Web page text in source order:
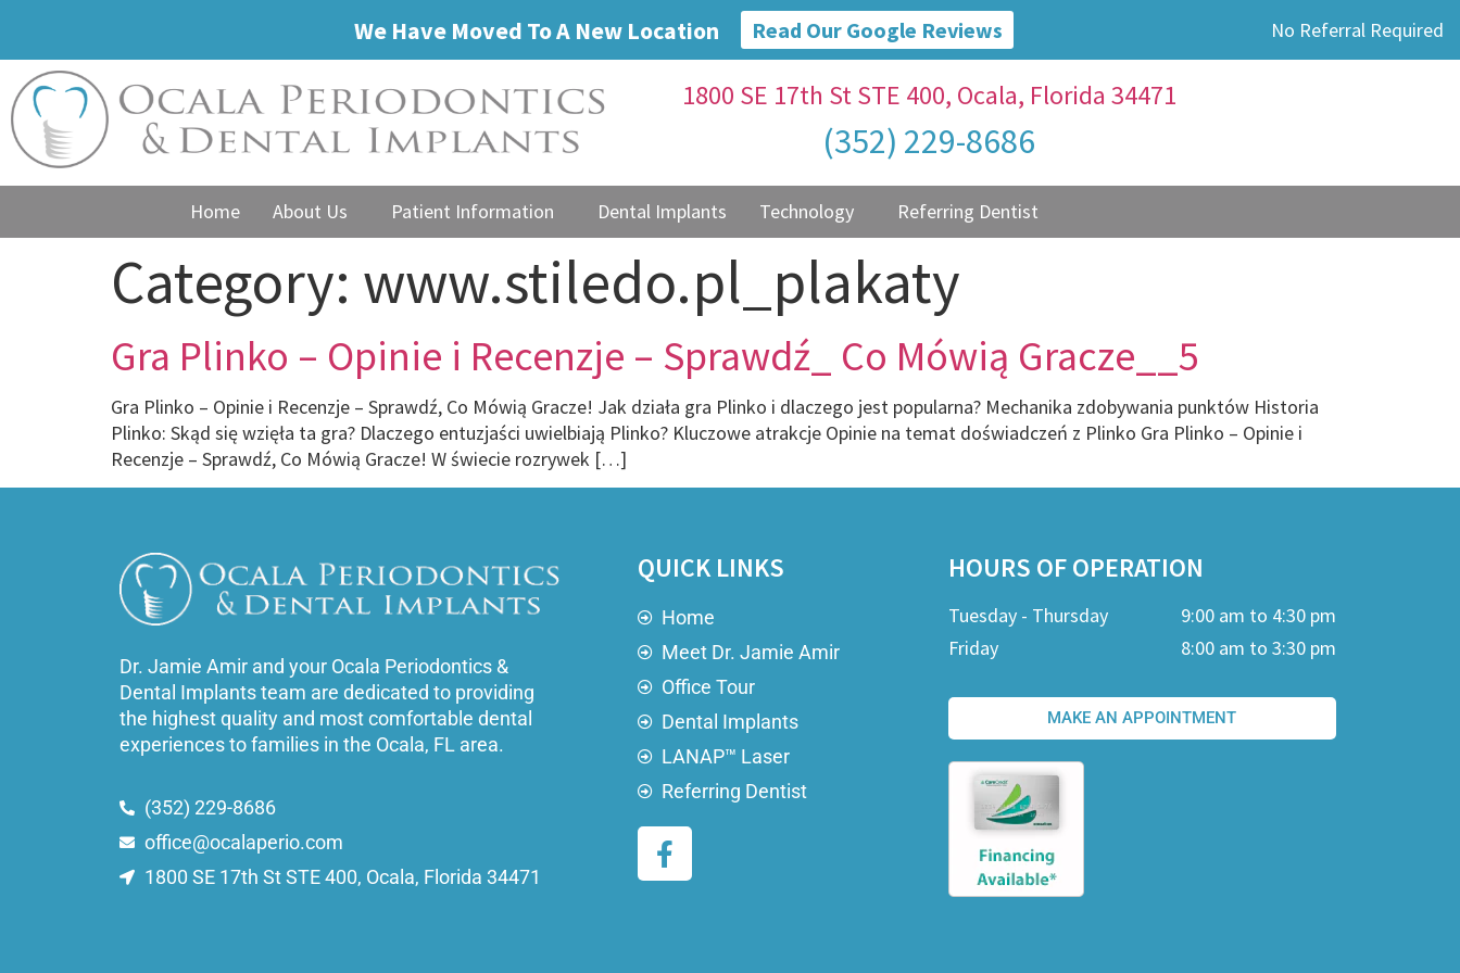
We Have Moved To A New Location Read Our Google Reviews No Referral Required
1800 SE 17th St STE 400, Ocala, Florida 34471
(352) 229-8686
Home About Us Patient Information Dental Implants Technology Referring Dentist
Category: www.stiledo.pl_plakaty
Gra Plinko – Opinie i Recenzje – Sprawdź_ Co Mówią Gracze__5
Gra Plinko – Opinie i Recenzje – Sprawdź, Co Mówią Gracze! Jak działa gra Plinko i dlaczego jest popularna? Mechanika zdobywania punktów Historia
Plinko: Skąd się wzięła ta gra? Dlaczego entuzjaści uwielbiają Plinko? Kluczowe atrakcje Opinie na temat doświadczeń z Plinko Gra Plinko – Opinie i
Recenzje – Sprawdź, Co Mówią Gracze! W świecie rozrywek […]
Dr. Jamie Amir and your Ocala Periodontics &
Dental Implants team are dedicated to providing
the highest quality and most comfortable dental
experiences to families in the Ocala, FL area.
(352) 229-8686
office@ocalaperio.com
1800 SE 17th St STE 400, Ocala, Florida 34471
QUICK LINKS
Home
Meet Dr. Jamie Amir
Office Tour
Dental Implants
LANAP™ Laser
Referring Dentist
HOURS OF OPERATION
Tuesday - Thursday
9:00 am to 4:30 pm
Friday
8:00 am to 3:30 pm
MAKE AN APPOINTMENT